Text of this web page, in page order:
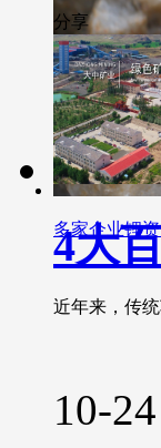
多家企业锂
分享
4大
近年来，传
10-